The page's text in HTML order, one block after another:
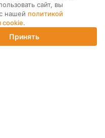
Корзина
сайт, вы
нашей политикой
cookie.
Принять